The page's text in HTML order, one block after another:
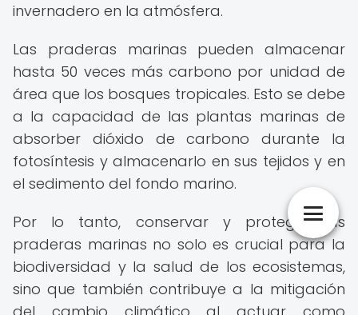
invernadero en la atmósfera.
Las praderas marinas pueden almacenar
hasta 50 veces más carbono por unidad de
área que los bosques tropicales. Esto se debe
a la capacidad de las plantas marinas de
absorber dióxido de carbono durante la
fotosíntesis y almacenarlo en sus tejidos y en
el sedimento del fondo marino.
Por lo tanto, conservar y proteger las
praderas marinas no solo es crucial para la
biodiversidad y la salud de los ecosistemas,
sino que también contribuye a la mitigación